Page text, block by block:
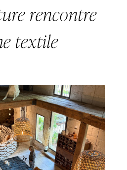
rencontre
textile